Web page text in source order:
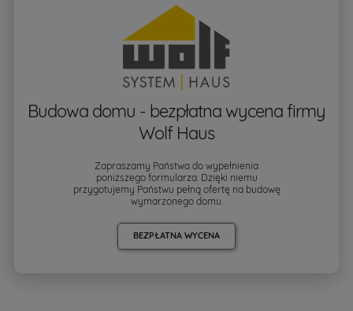
Budowa domu - bezpłatna wycena firmy
Wolf Haus
Zapraszamy Państwa do wypełnienia
poniższego formularza. Dzięki niemu
przygotujemy Państwu pełną ofertę na budowę
wymarzonego domu.
BEZPŁATNA WYCENA